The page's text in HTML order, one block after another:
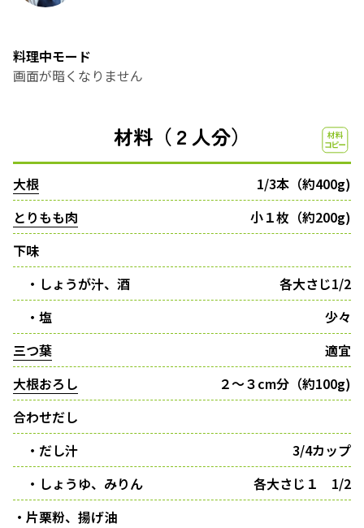
料理中モード
画面が暗くなりません
材料（２人分）
大根
1/3本（約400g)
とりもも肉
小１枚（約200g)
下味
・しょうが汁、酒
各大さじ1/2
・塩
少々
三つ葉
適宜
大根おろし
２〜３cm分（約100g)
合わせだし
・だし汁
3/4カップ
・しょうゆ、みりん
各大さじ１ 1/2
・片栗粉、揚げ油